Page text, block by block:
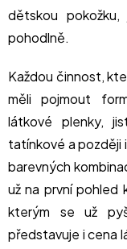
dětskou
pohodlně.
Každou činnost,
měli pojmout
látkové plenky,
tatínkové a později
barevných
už na první pohled
kterým se už
představuje i cena